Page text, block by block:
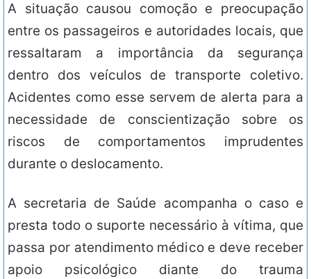
A situação causou comoção e preocupação
entre os passageiros e autoridades locais, que
ressaltaram a importância da segurança
dentro dos veículos de transporte coletivo.
Acidentes como esse servem de alerta para a
necessidade de conscientização sobre os
riscos de comportamentos imprudentes
durante o deslocamento.
A secretaria de Saúde acompanha o caso e
presta todo o suporte necessário à vítima, que
passa por atendimento médico e deve receber
apoio psicológico diante do trauma